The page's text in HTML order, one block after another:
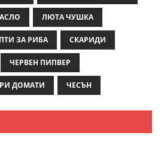
ЛЮТА ЧУШКА
ЗА РИБА СКАРИДИ
ЧЕРВЕН ПИПВЕР
ДОМАТИ ЧЕСЪН